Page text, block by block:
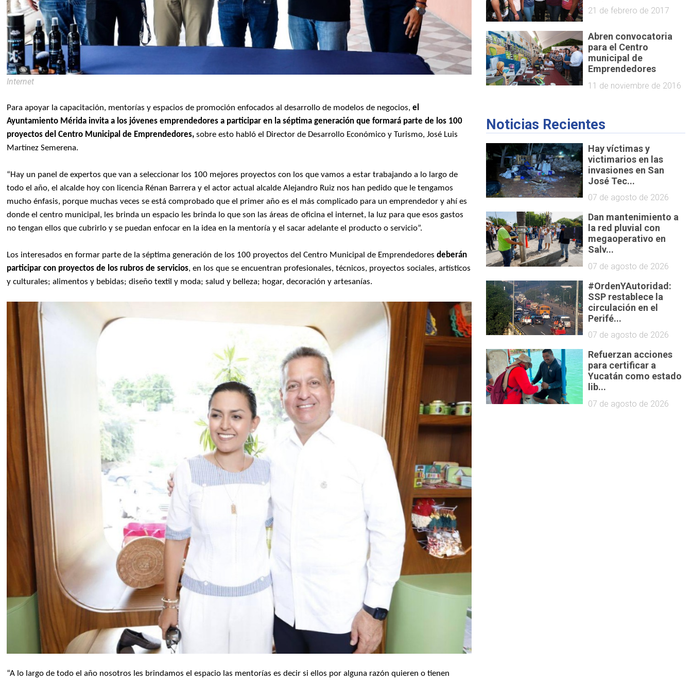
Internet
Para apoyar la capacitación, mentorías y espacios de promoción enfocados al desarrollo de modelos de negocios, el
Ayuntamiento Mérida invita a los jóvenes emprendedores a participar en la séptima generación que formará parte de los 100
proyectos del Centro Municipal de Emprendedores, sobre esto habló el Director de Desarrollo Económico y Turismo, José Luis
Martínez Semerena.
“Hay un panel de expertos que van a seleccionar los 100 mejores proyectos con los que vamos a estar trabajando a lo largo de
todo el año, el alcalde hoy con licencia Rénan Barrera y el actor actual alcalde Alejandro Ruiz nos han pedido que le tengamos
mucho énfasis, porque muchas veces se está comprobado que el primer año es el más complicado para un emprendedor y ahí es
donde el centro municipal, les brinda un espacio les brinda lo que son las áreas de oficina el internet, la luz para que esos gastos
no tengan ellos que cubrirlo y se puedan enfocar en la idea en la mentoría y el sacar adelante el producto o servicio”.
Los interesados en formar parte de la séptima generación de los 100 proyectos del Centro Municipal de Emprendedores deberán
participar con proyectos de los rubros de servicios, en los que se encuentran profesionales, técnicos, proyectos sociales, artísticos
y culturales; alimentos y bebidas; diseño textil y moda; salud y belleza; hogar, decoración y artesanías.
“A lo largo de todo el año nosotros les brindamos el espacio las mentorías es decir si ellos por alguna razón quieren o tienen
21 de febrero de 2017
Abren convocatoria
para el Centro
municipal de
Emprendedores
11 de noviembre de 2016
Noticias Recientes
Hay víctimas y
victimarios en las
invasiones en San
José Tec...
07 de agosto de 2026
Dan mantenimiento a
la red pluvial con
megaoperativo en
Salv...
07 de agosto de 2026
#OrdenYAutoridad:
SSP restablece la
circulación en el
Perifé...
07 de agosto de 2026
Refuerzan acciones
para certificar a
Yucatán como estado
lib...
07 de agosto de 2026